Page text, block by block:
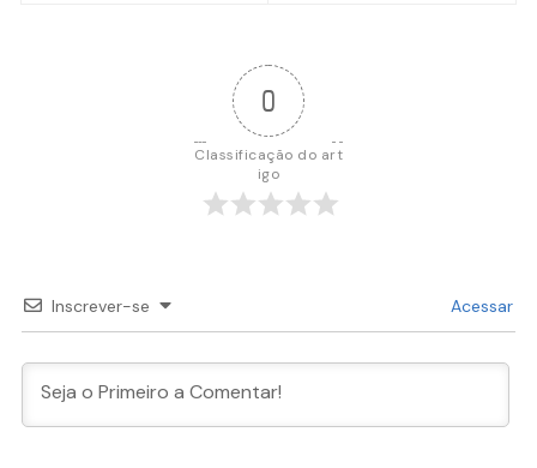
0
Classificação do art
igo
Inscrever-se Acessar